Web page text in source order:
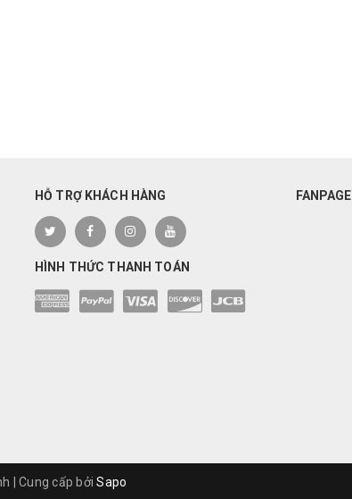
HỖ TRỢ KHÁCH HÀNG
HÌNH THỨC THANH TOÁN
FANPAGE
Cung cấp bởiSapo